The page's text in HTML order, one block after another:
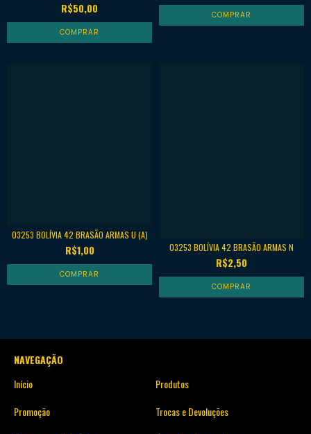
R$50,00
03253 BOLÍVIA 42 BRASÃO ARMAS U (A)
R$1,00 03253 BOLÍVIA 42 BRASÃO ARMAS N
R$2,50
NAVEGAÇÃO
Início
Produtos
Promoção
Trocas e Devoluções